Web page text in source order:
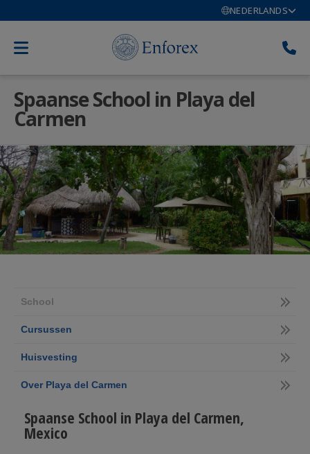
NEDERLANDS
Spaanse School in Playa del
Carmen
School
Cursussen
Huisvesting
Over Playa del Carmen
Spaanse School in Playa del Carmen,
Mexico